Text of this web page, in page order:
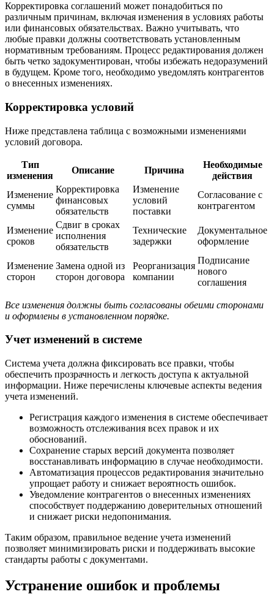
Корректировка соглашений может понадобиться по
различным причинам, включая изменения в условиях работы
или финансовых обязательствах. Важно учитывать, что
любые правки должны соответствовать установленным
нормативным требованиям. Процесс редактирования должен
быть четко задокументирован, чтобы избежать недоразумений
в будущем. Кроме того, необходимо уведомлять контрагентов
о внесенных изменениях.
Корректировка условий
Ниже представлена таблица с возможными изменениями
условий договора.
Тип
изменения
Описание Причина
Необходимые
действия
Изменение
суммы
Корректировка
финансовых
обязательств
Изменение
условий
поставки
Согласование с
контрагентом
Изменение
сроков
Сдвиг в сроках
исполнения
обязательств
Технические
задержки
Документальное
оформление
Изменение
сторон
Замена одной из
сторон договора
Реорганизация
компании
Подписание
нового
соглашения
Все изменения должны быть согласованы обеими сторонами
и оформлены в установленном порядке.
Учет изменений в системе
Система учета должна фиксировать все правки, чтобы
обеспечить прозрачность и легкость доступа к актуальной
информации. Ниже перечислены ключевые аспекты ведения
учета изменений.
Регистрация каждого изменения в системе обеспечивает
возможность отслеживания всех правок и их
обоснований.
Сохранение старых версий документа позволяет
восстанавливать информацию в случае необходимости.
Автоматизация процессов редактирования значительно
упрощает работу и снижает вероятность ошибок.
Уведомление контрагентов о внесенных изменениях
способствует поддержанию доверительных отношений
и снижает риски недопонимания.
Таким образом, правильное ведение учета изменений
позволяет минимизировать риски и поддерживать высокие
стандарты работы с документами.
Устранение ошибок и проблемы